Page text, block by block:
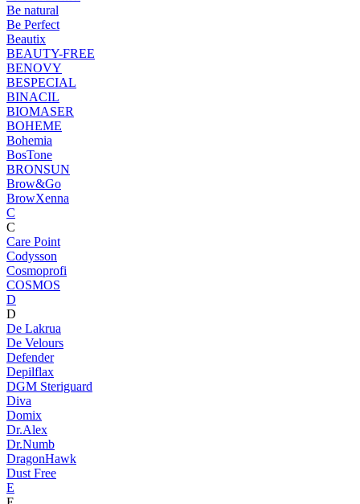
Be natural
Be Perfect
Beautix
BEAUTY-FREE
BENOVY
BESPECIAL
BINACIL
BIOMASER
BOHEME
Bohemia
BosTone
BRONSUN
Brow&Go
BrowXenna
C
C
Care Point
Codysson
Cosmoprofi
COSMOS
D
D
De Lakrua
De Velours
Defender
Depilflax
DGM Steriguard
Diva
Domix
Dr.Alex
Dr.Numb
DragonHawk
Dust Free
E